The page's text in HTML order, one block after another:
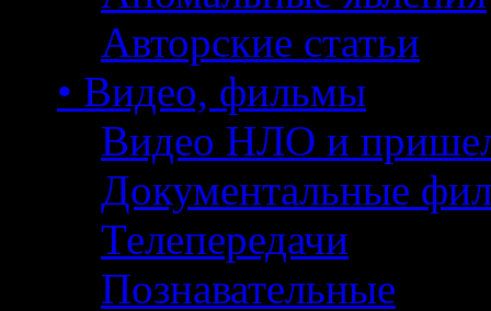
Авторские статьи
• Видео, фильмы
Видео НЛО и
Документальные
Телепередачи
Познавательные